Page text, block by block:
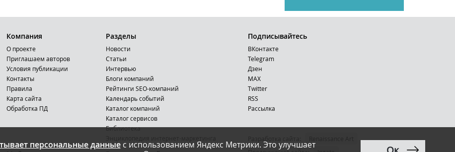
персональные данныес использованием Яндекс Метрики. Это улучшает
Компания
О проекте
Приглашаем авторов
Условия публикации
Контакты
Правила
Карта сайта
Обработка ПД
Разделы
Новости
Статьи
Интервью
Блоги компаний
Рейтинги SEO-компаний
Календарь событий
Каталог компаний
Каталог сервисов
Библиотека
Подписывайтесь
ВКонтакте
Telegram
Дзен
MAX
Тwitter
RSS
Рассылка